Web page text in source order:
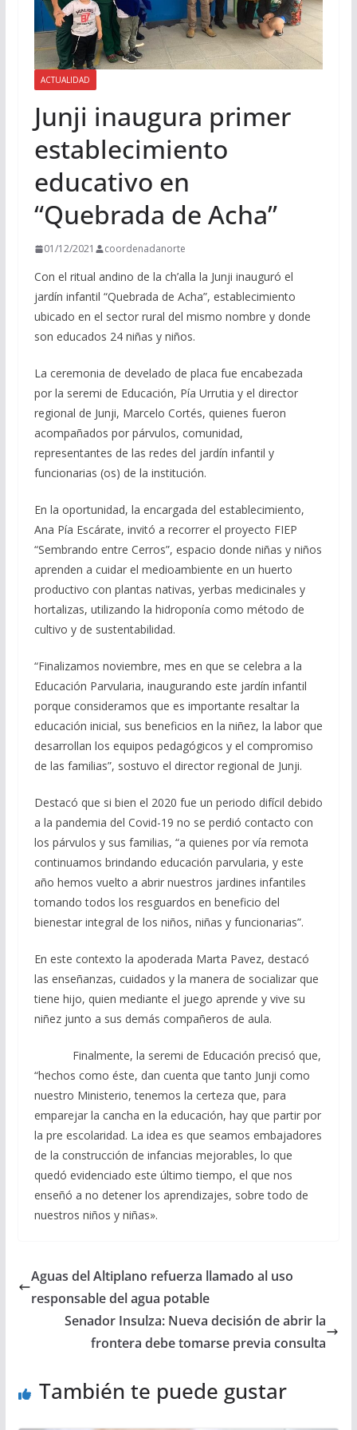
ACTUALIDAD
Junji inaugura primer
establecimiento
educativo en
“Quebrada de Acha”
01/12/2021 coordenadanorte
Con el ritual andino de la ch’alla la Junji inauguró el
jardín infantil “Quebrada de Acha”, establecimiento
ubicado en el sector rural del mismo nombre y donde
son educados 24 niñas y niños.
La ceremonia de develado de placa fue encabezada
por la seremi de Educación, Pía Urrutia y el director
regional de Junji, Marcelo Cortés, quienes fueron
acompañados por párvulos, comunidad,
representantes de las redes del jardín infantil y
funcionarias (os) de la institución.
En la oportunidad, la encargada del establecimiento,
Ana Pía Escárate, invitó a recorrer el proyecto FIEP
“Sembrando entre Cerros”, espacio donde niñas y niños
aprenden a cuidar el medioambiente en un huerto
productivo con plantas nativas, yerbas medicinales y
hortalizas, utilizando la hidroponía como método de
cultivo y de sustentabilidad.
“Finalizamos noviembre, mes en que se celebra a la
Educación Parvularia, inaugurando este jardín infantil
porque consideramos que es importante resaltar la
educación inicial, sus beneficios en la niñez, la labor que
desarrollan los equipos pedagógicos y el compromiso
de las familias”, sostuvo el director regional de Junji.
Destacó que si bien el 2020 fue un periodo difícil debido
a la pandemia del Covid-19 no se perdió contacto con
los párvulos y sus familias, “a quienes por vía remota
continuamos brindando educación parvularia, y este
año hemos vuelto a abrir nuestros jardines infantiles
tomando todos los resguardos en beneficio del
bienestar integral de los niños, niñas y funcionarias”.
En este contexto la apoderada Marta Pavez, destacó
las enseñanzas, cuidados y la manera de socializar que
tiene hijo, quien mediante el juego aprende y vive su
niñez junto a sus demás compañeros de aula.
Finalmente, la seremi de Educación precisó que,
“hechos como éste, dan cuenta que tanto Junji como
nuestro Ministerio, tenemos la certeza que, para
emparejar la cancha en la educación, hay que partir por
la pre escolaridad. La idea es que seamos embajadores
de la construcción de infancias mejorables, lo que
quedó evidenciado este último tiempo, el que nos
enseñó a no detener los aprendizajes, sobre todo de
nuestros niños y niñas».
Aguas del Altiplano refuerza llamado al uso
responsable del agua potable
Senador Insulza: Nueva decisión de abrir la
frontera debe tomarse previa consulta
También te puede gustar